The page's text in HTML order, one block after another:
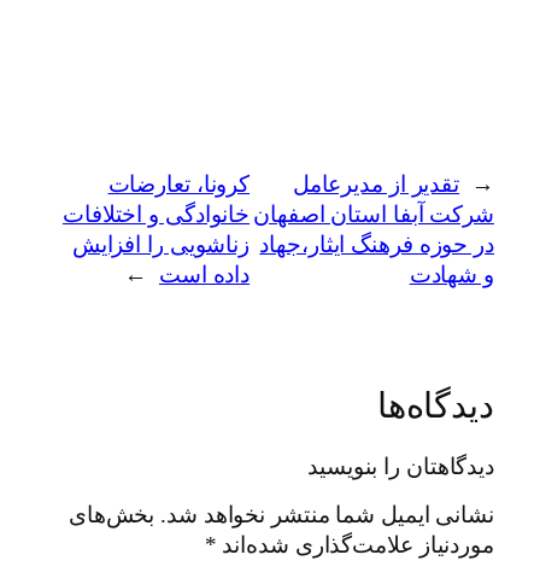
←
تقدیر از مدیرعامل
شرکت آبفا استان اصفهان
در حوزه فرهنگ ایثار،جهاد
و شهادت
کرونا، تعارضات
خانوادگی و اختلافات
زناشویی را افزایش
داده است
→
دیدگاه‌ها
دیدگاهتان را بنویسید
نشانی ایمیل شما منتشر نخواهد شد. بخش‌های
موردنیاز علامت‌گذاری شده‌اند *